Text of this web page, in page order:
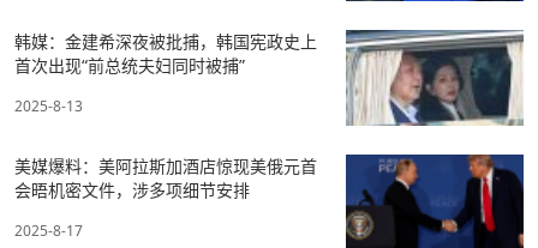
韩媒：金建希深夜被批捕，韩国宪政史上
首次出现“前总统夫妇同时被捕”
2025-8-13
美媒爆料：美阿拉斯加酒店惊现美俄元首
会晤机密文件，涉多项细节安排
2025-8-17